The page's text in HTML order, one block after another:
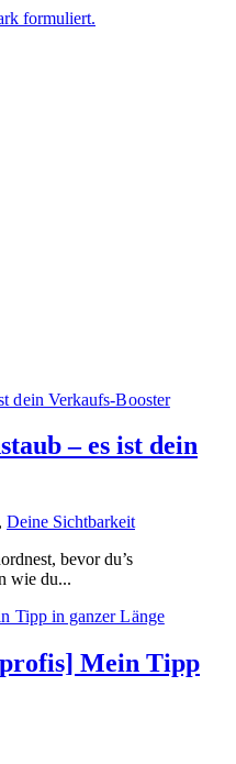
– es ist dein
, Deine Sichtbarkeit
bevor du’s
wie du...
Mein Tipp